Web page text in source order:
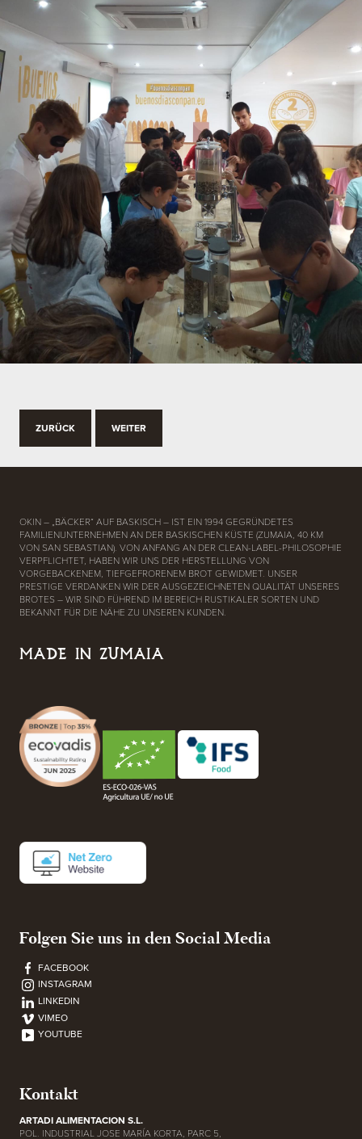
ZURÜCK WEITER
OKIN – „BÄCKER“ AUF BASKISCH – IST EIN 1994 GEGRÜNDETES
FAMILIENUNTERNEHMEN AN DER BASKISCHEN KÜSTE (ZUMAIA, 40 KM
VON SAN SEBASTIAN). VON ANFANG AN DER CLEAN-LABEL-PHILOSOPHIE
VERPFLICHTET, HABEN WIR UNS DER HERSTELLUNG VON
VORGEBACKENEM, TIEFGEFRORENEM BROT GEWIDMET. UNSER
PRESTIGE VERDANKEN WIR DER AUSGEZEICHNETEN QUALITÄT UNSERES
BROTES – WIR SIND FÜHREND IM BEREICH RUSTIKALER SORTEN UND
BEKANNT FÜR DIE NÄHE ZU UNSEREN KUNDEN.
MADE IN ZUMAIA
Folgen Sie uns in den Social Media
FACEBOOK
INSTAGRAM
LINKEDIN
VIMEO
YOUTUBE
Kontakt
ARTADI ALIMENTACION S.L.
POL. INDUSTRIAL JOSE MARÍA KORTA, PARC 5,